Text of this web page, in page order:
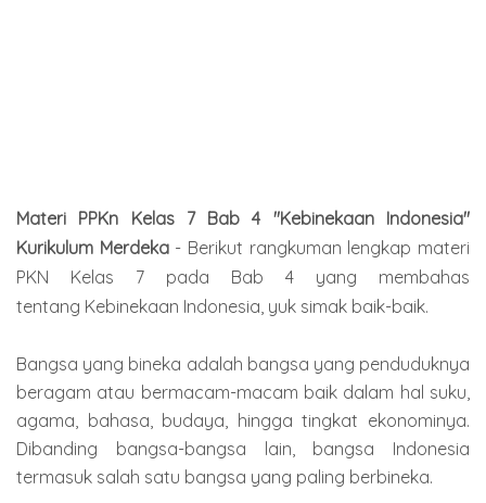
Materi PPKn Kelas 7 Bab 4 "Kebinekaan Indonesia"
Kurikulum Merdeka- Berikut rangkuman lengkap materi
PKN Kelas 7 pada Bab 4 yang membahas
tentang Kebinekaan Indonesia , yuk simak baik-baik.
Bangsa yang bineka adalah bangsa yang penduduknya
beragam atau bermacam-macam baik dalam hal suku,
agama, bahasa, budaya, hingga tingkat ekonominya.
Dibanding bangsa-bangsa lain, bangsa Indonesia
termasuk salah satu bangsa yang paling berbineka.